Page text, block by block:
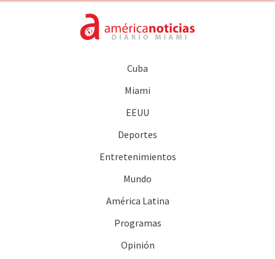
Cuba
Miami
EEUU
Deportes
Entretenimientos
Mundo
América Latina
Programas
Opinión